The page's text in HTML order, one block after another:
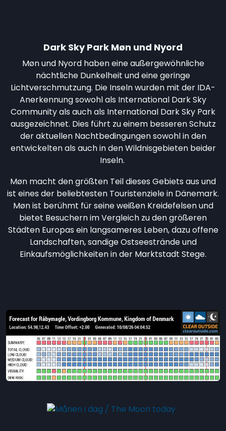
Dark Sky Park Møn und Nyord
Møn und Nyord haben eine außergewöhnliche
nächtliche Dunkelheit und eine geringe
Lichtverschmutzung. Die Inseln wurden mit der IDA-
Anerkennung sowohl als International Dark Sky
Community als auch als International Dark Sky Park
ausgezeichnet. Dies führt zu einem besseren Schutz
der aktuellen Nachtbedingungen sowohl in den
entwickelten als auch in den Wildnisgebieten beider
Inseln.
Møn macht den größten Teil dieses Gebiets aus und
ist eines der beliebtesten Touristenziele in Dänemark.
Møn ist berühmt für seine weißen Kreidefelsen und
bietet Besuchern im Vergleich zu den größeren
Städten Europas ein langsameres Leben, dazu offene
Landschaften, sandige Ostseestrände und
Einkaufsmöglichkeiten in der Marktstadt Stege.